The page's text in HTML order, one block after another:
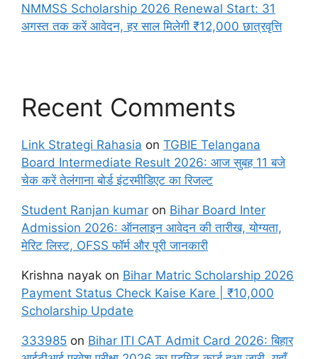
NMMSS Scholarship 2026 Renewal Start: 31
अगस्त तक करें आवेदन, हर साल मिलेगी ₹12,000 छात्रवृत्ति
Recent Comments
Link Strategi Rahasia on TGBIE Telangana
Board Intermediate Result 2026: आज सुबह 11 बजे
चेक करें तेलंगाना बोर्ड इंटरमीडिएट का रिजल्ट
Student Ranjan kumar on Bihar Board Inter
Admission 2026: ऑनलाइन आवेदन की तारीख, योग्यता,
मेरिट लिस्ट, OFSS फॉर्म और पूरी जानकारी
Krishna nayak on Bihar Matric Scholarship 2026
Payment Status Check Kaise Kare | ₹10,000
Scholarship Update
333985 on Bihar ITI CAT Admit Card 2026: बिहार